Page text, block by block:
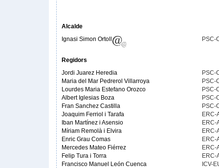
Alcalde
Ignasi Simon Ortoll
PSC-
Regidors
Jordi Juarez Heredia
PSC-
Maria del Mar Pedrerol Villarroya
PSC-
Lourdes Maria Estefano Orozco
PSC-
Albert Iglesias Boza
PSC-
Fran Sanchez Castilla
PSC-
Joaquim Ferriol i Tarafa
ERC-
Iban Martínez i Asensio
ERC-
Míriam Remolà i Elvira
ERC-
Enric Grau Comas
ERC-
Mercedes Mateo Fiérrez
ERC-
Felip Tura i Torra
ERC-
Francisco Manuel León Cuenca
ICV-